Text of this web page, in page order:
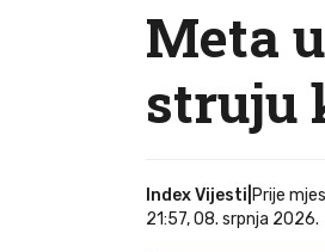
Meta
struju
Index Vijesti
Prije
21:57, 08. srpnja 2026.